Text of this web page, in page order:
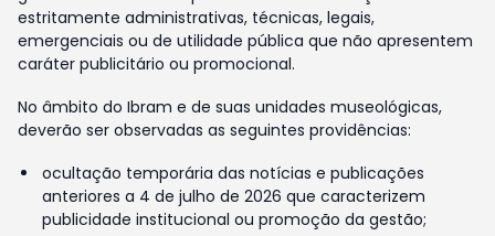
estritamente administrativas, técnicas, legais,
emergenciais ou de utilidade pública que não apresentem
caráter publicitário ou promocional.
No âmbito do Ibram e de suas unidades museológicas,
deverão ser observadas as seguintes providências:
ocultação temporária das notícias e publicações
anteriores a 4 de julho de 2026 que caracterizem
publicidade institucional ou promoção da gestão;